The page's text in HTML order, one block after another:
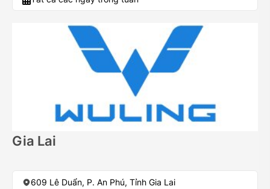
Gia Lai
609 Lê Duẩn, P. An Phú, Tỉnh Gia Lai